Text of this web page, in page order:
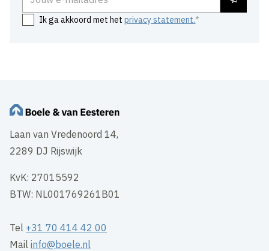
Ik ga akkoord met hetprivacy statement.
Laan van Vredenoord 14,
2289 DJ Rijswijk
KvK: 27015592
BTW: NL001769261B01
Tel +31 70 414 42 00
Mailinfo@boele.nl